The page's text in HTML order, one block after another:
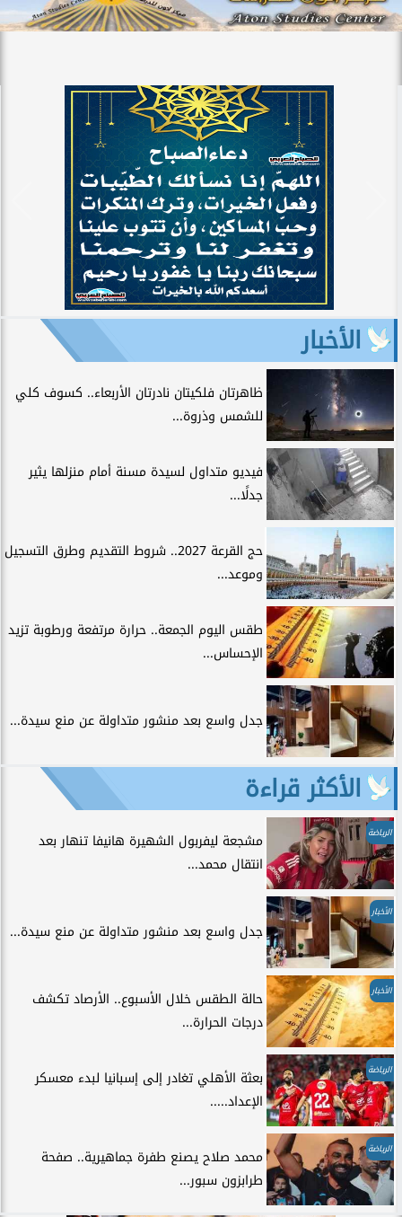
الأخبار
ظاهرتان فلكيتان نادرتان الأربعاء.. كسوف كلي
للشمس وذروة...
فيديو متداول لسيدة مسنة أمام منزلها يثير
جدلًا...
حج القرعة 2027.. شروط التقديم وطرق التسجيل
وموعد...
طقس اليوم الجمعة.. حرارة مرتفعة ورطوبة تزيد
الإحساس...
جدل واسع بعد منشور متداولة عن منع سيدة...
الأكثر قراءة
الرياضة
مشجعة ليفربول الشهيرة هانيفا تنهار بعد
انتقال محمد...
الأخبار
جدل واسع بعد منشور متداولة عن منع سيدة...
الأخبار
حالة الطقس خلال الأسبوع.. الأرصاد تكشف
درجات الحرارة...
الرياضة
بعثة الأهلي تغادر إلى إسبانيا لبدء معسكر
الإعداد.....
الرياضة
محمد صلاح يصنع طفرة جماهيرية.. صفحة
طرابزون سبور...